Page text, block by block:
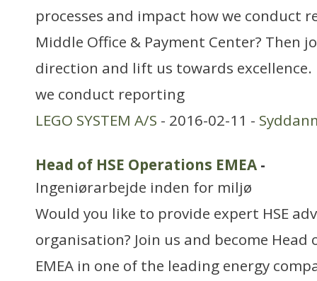
processes and impact how we conduct
Middle Office & Payment Center? Then
direction and lift us towards
we conduct reporting
LEGO SYSTEM A/S - 2016-02-11 -
Head of HSE Operations EMEA -
Ingeniørarbejde inden for miljø
Would you like to provide expert HSE
organisation? Join us and become Head
EMEA in one of the leading energy